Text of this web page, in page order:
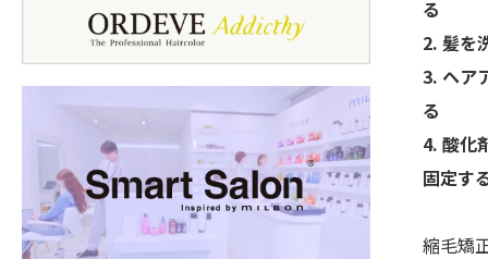
る
2. 髪を
3. ヘア
る
4. 酸化
固定す
縮毛矯